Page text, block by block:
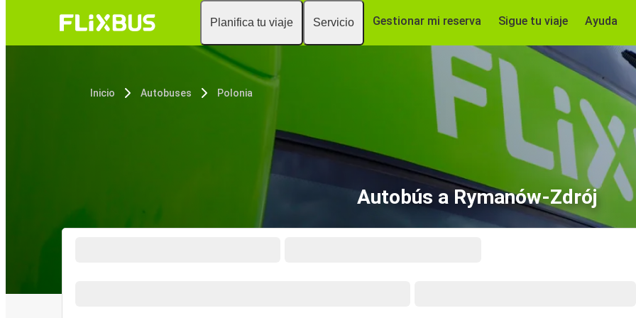
Planifica tu viaje Servicio Gestionar mi reserva Sigue tu viaje Ayuda
Inicio Autobuses Polonia
Autobús a Rymanów-Zdrój